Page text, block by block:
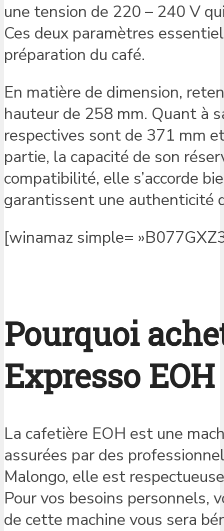
une tension de 220 – 240 V
Ces deux paramètres
préparation du café.
En matière de dimension,
hauteur de 258 mm. Quant à
respectives sont de 371 mm
partie, la capacité de son
compatibilité, elle s’accorde
garantissent une authenticité
[winamaz simple=
Pourquoi
Expresso
La cafetière EOH est une
assurées par des
Malongo, elle est
Pour vos besoins personnels,
de cette machine vous sera